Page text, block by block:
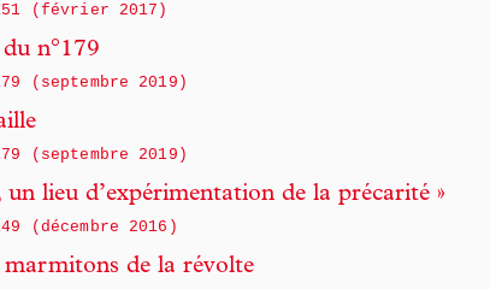
(février 2017)
n°179
(septembre 2019)
(septembre 2019)
un lieu d’expérimentation de la précarité »
(décembre 2016)
de la révolte